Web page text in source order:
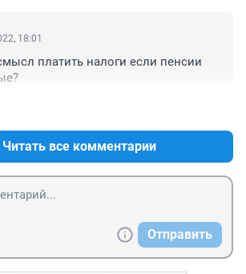
18:01
платить налоги если пенсии
Читать все комментарии
Отправить